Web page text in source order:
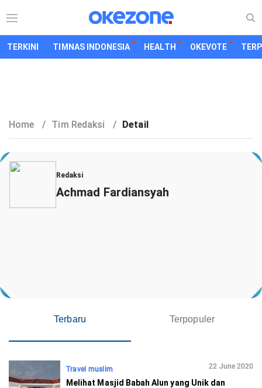
TERKINI TIMNAS INDONESIA HEALTH OKEVOTE
Home / Tim Redaksi / Detail
Redaksi
Achmad Fardiansyah
Terbaru Terpopuler
Travel muslim 22 June 2020
Melihat Masjid Babah Alun yang Unik dan